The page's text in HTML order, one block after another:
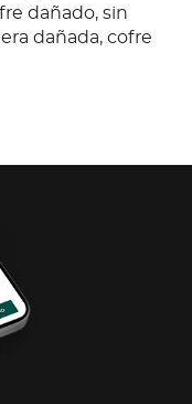
dañado, sin
dañada, cofre
del cliente
Unidad
por lo que no
con fuga de
batería;
con faltantes,
sin pedal